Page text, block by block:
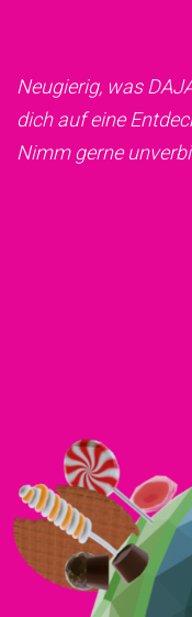
Neugierig, was
dich auf eine
Nimm gerne